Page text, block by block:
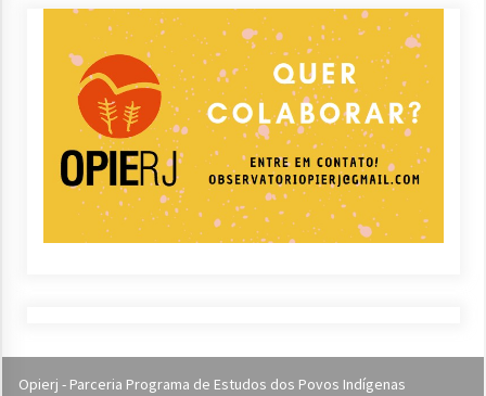
Opierj - Parceria Programa de Estudos dos Povos Indígenas